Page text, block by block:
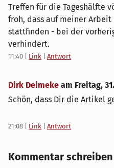
Treffen für die Tageshälfte
froh, dass auf meiner
stattfinden - bei der
verhindert.
11:40 Link Antwort
Dirk Deimeke am Freitag,
Schön, dass Dir die Artikel
21:08 Link Antwort
Kommentar schreiben